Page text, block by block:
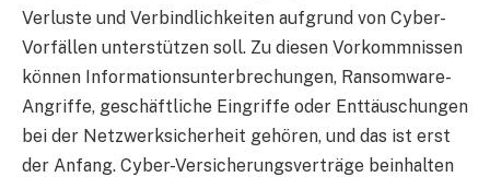
Verluste und Verbindlichkeiten aufgrund von Cyber-
Vorfällen unterstützen soll. Zu diesen Vorkommnissen
können Informationsunterbrechungen, Ransomware-
Angriffe, geschäftliche Eingriffe oder Enttäuschungen
bei der Netzwerksicherheit gehören, und das ist erst
der Anfang. Cyber-Versicherungsverträge beinhalten